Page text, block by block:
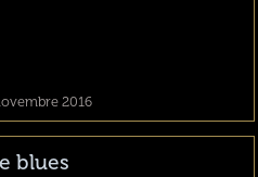
2016
blues